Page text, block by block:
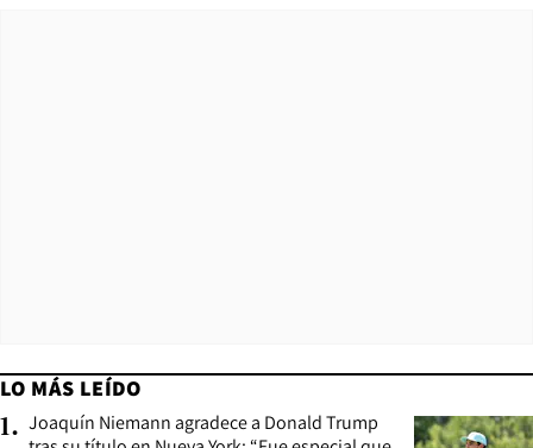
LO MÁS LEÍDO
1. Joaquín Niemann agradece a Donald Trump